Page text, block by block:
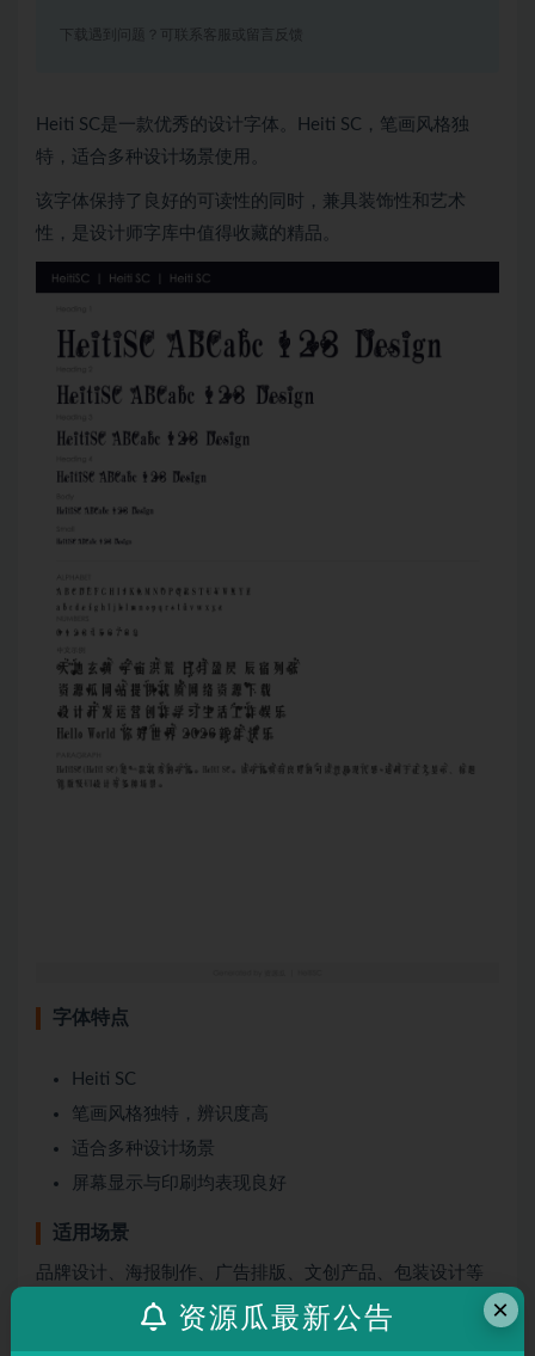
下载遇到问题？可联系客服或留言反馈
Heiti SC是一款优秀的设计字体。Heiti SC，笔画风格独
特，适合多种设计场景使用。
该字体保持了良好的可读性的同时，兼具装饰性和艺术
性，是设计师字库中值得收藏的精品。
字体特点
Heiti SC
笔画风格独特，辨识度高
适合多种设计场景
屏幕显示与印刷均表现良好
适用场景
品牌设计、海报制作、广告排版、文创产品、包装设计等
需要独特视觉效果的场景。
×
资源瓜最新公告